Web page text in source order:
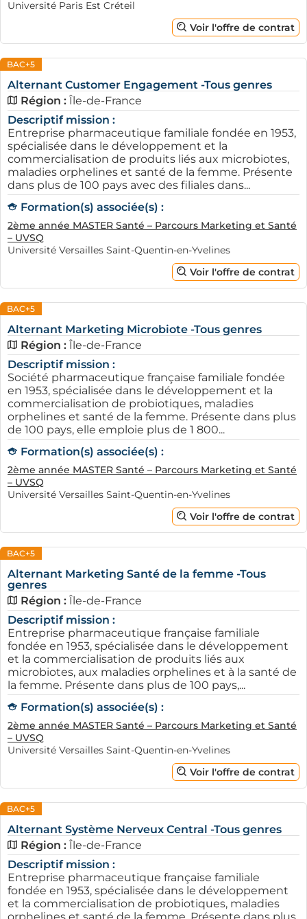
Université Paris Est Créteil
Voir l'offre de contrat
BAC+5
Alternant Customer Engagement -Tous genres
Région : Île-de-France
Descriptif mission :
Entreprise pharmaceutique familiale fondée en 1953,
spécialisée dans le développement et la
commercialisation de produits liés aux microbiotes,
maladies orphelines et santé de la femme. Présente
dans plus de 100 pays avec des filiales dans...
Formation(s) associée(s) :
2ème année MASTER Santé – Parcours Marketing et Santé
– UVSQ
Université Versailles Saint-Quentin-en-Yvelines
Voir l'offre de contrat
BAC+5
Alternant Marketing Microbiote -Tous genres
Région : Île-de-France
Descriptif mission :
Société pharmaceutique française familiale fondée
en 1953, spécialisée dans le développement et la
commercialisation de probiotiques, maladies
orphelines et santé de la femme. Présente dans plus
de 100 pays, elle emploie plus de 1 800...
Formation(s) associée(s) :
2ème année MASTER Santé – Parcours Marketing et Santé
– UVSQ
Université Versailles Saint-Quentin-en-Yvelines
Voir l'offre de contrat
BAC+5
Alternant Marketing Santé de la femme -Tous
genres
Région : Île-de-France
Descriptif mission :
Entreprise pharmaceutique française familiale
fondée en 1953, spécialisée dans le développement
et la commercialisation de produits liés aux
microbiotes, aux maladies orphelines et à la santé de
la femme. Présente dans plus de 100 pays,...
Formation(s) associée(s) :
2ème année MASTER Santé – Parcours Marketing et Santé
– UVSQ
Université Versailles Saint-Quentin-en-Yvelines
Voir l'offre de contrat
BAC+5
Alternant Système Nerveux Central -Tous genres
Région : Île-de-France
Descriptif mission :
Entreprise pharmaceutique française familiale
fondée en 1953, spécialisée dans le développement
et la commercialisation de probiotiques, maladies